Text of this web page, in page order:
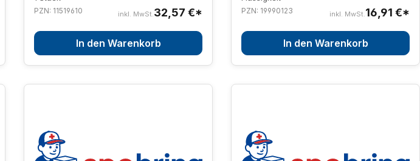
PZN: 11519610 inkl. MwSt.32,57 €*
In den Warenkorb
PZN: 19990123 inkl. MwSt.16,91 €*
In den Warenkorb